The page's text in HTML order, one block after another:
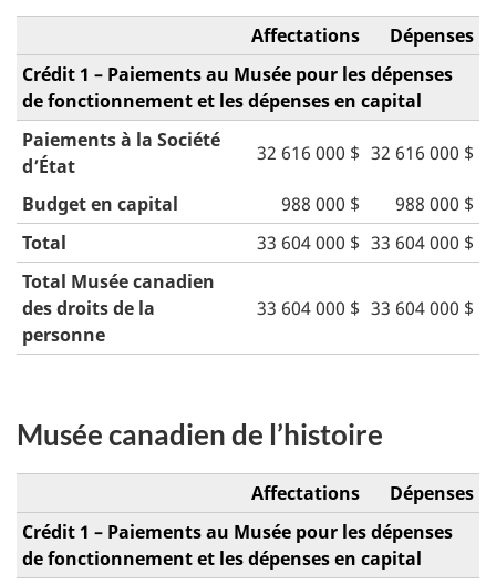
Affectations
Dépenses
Crédit 1 – Paiements au Musée pour les dépenses
de fonctionnement et les dépenses en capital
Paiements à la Société
d’État
32 616 000 $ 32 616 000 $
Budget en capital 988 000 $
988 000 $
Total
33 604 000 $ 33 604 000 $
Total Musée canadien
des droits de la
personne
33 604 000 $ 33 604 000 $
Musée canadien de l’histoire
Affectations
Dépenses
Crédit 1 – Paiements au Musée pour les dépenses
de fonctionnement et les dépenses en capital